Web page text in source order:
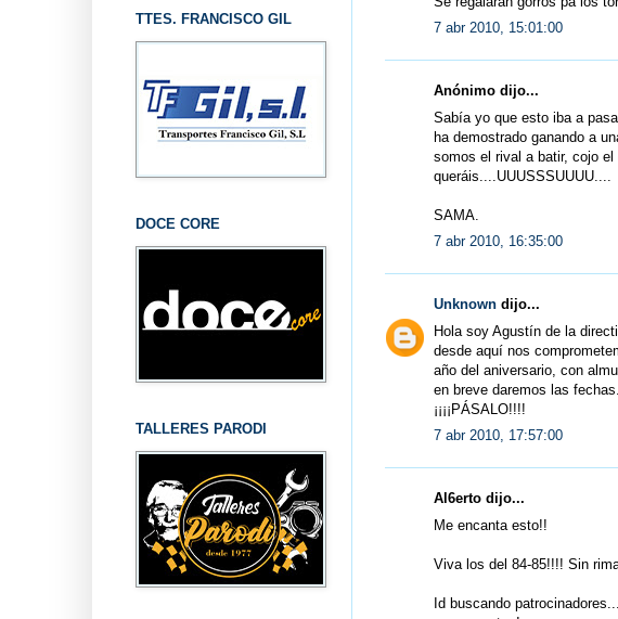
7 abr 2010, 15:01:00
Anónimo dijo...
Sabía yo que esto iba a
ha demostrado ganando a
somos el rival a batir, cojo
queráis....UUUSSSUUUU....
SAMA.
7 abr 2010, 16:35:00
Unknowndijo...
Hola soy Agustín de la
desde aquí nos
año del aniversario, con
en breve daremos las fechas.
¡¡¡¡PÁSALO!!!!
7 abr 2010, 17:57:00
Al6erto dijo...
Me encanta esto!!
Viva los del 84-85!!!! Sin
Id buscando
TTES. FRANCISCO GIL
DOCE CORE
TALLERES PARODI